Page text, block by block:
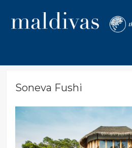
Soneva Fushi